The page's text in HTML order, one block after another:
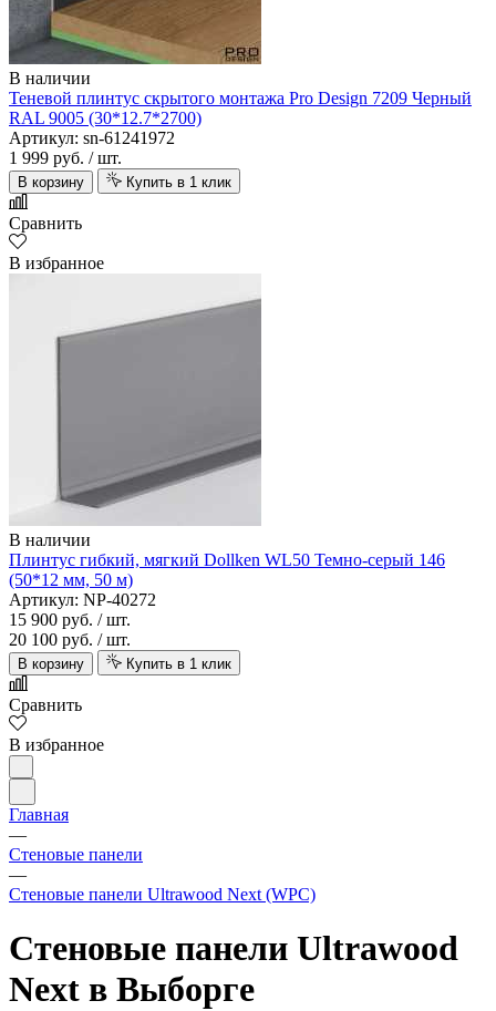
В наличии
Теневой плинтус скрытого монтажа Pro Design 7209 Черный
RAL 9005 (30*12.7*2700)
Артикул: sn-61241972
1 999 руб. / шт.
В корзину Купить в 1 клик
Сравнить
В избранное
В наличии
Плинтус гибкий, мягкий Dollken WL50 Темно-серый 146
(50*12 мм, 50 м)
Артикул: NP-40272
15 900 руб. / шт.
20 100 руб. / шт.
В корзину Купить в 1 клик
Сравнить
В избранное
Главная
—
Стеновые панели
—
Стеновые панели Ultrawood Next (WPC)
Стеновые панели Ultrawood
Next в Выборге